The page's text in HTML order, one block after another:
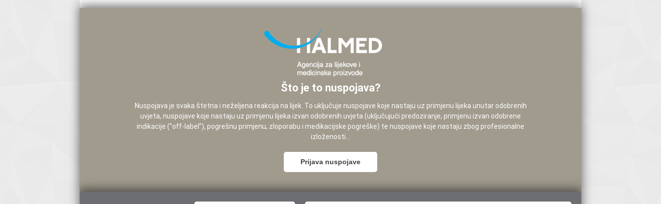
Što je to nuspojava?
Nuspojava je svaka štetna i neželjena reakcija na lijek. To uključuje nuspojave koje nastaju uz primjenu lijeka unutar odobrenih
uvjeta, nuspojave koje nastaju uz primjenu lijeka izvan odobrenih uvjeta (uključujući predoziranje, primjenu izvan odobrene
indikacije (”off-label”), pogrešnu primjenu, zloporabu i medikacijske pogreške) te nuspojave koje nastaju zbog profesionalne
izloženosti...
Prijava nuspojave